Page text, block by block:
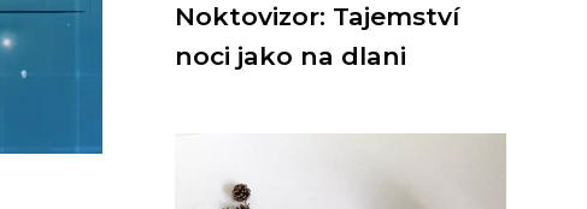
Noktovizor: Tajemství
noci jako na dlani